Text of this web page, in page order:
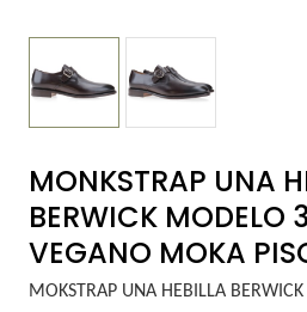
MONKSTRAP UNA
BERWICK MODELO
VEGANO MOKA
MOKSTRAP UNA HEBILLA